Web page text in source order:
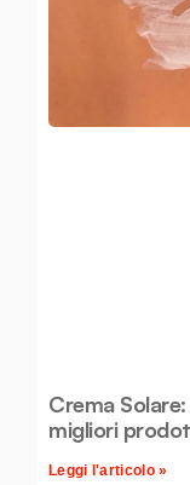
Crema
migliori
Leggi l'articolo »